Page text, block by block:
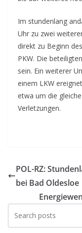
Im stundenlang
Uhr zu zwei
direkt zu Beginn
PKW. Die
sein. Ein weiterer
einem LKW
etwa um die
Verletzungen.
POL-RZ:
bei Bad Oldesloe